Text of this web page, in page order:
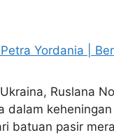
Ruslana
dalam
batuan pasir